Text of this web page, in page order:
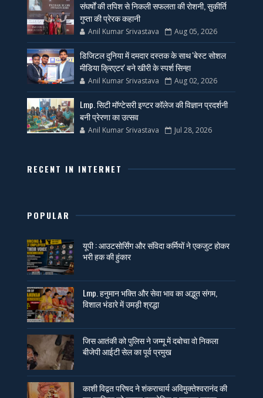
संघर्षों की तपिश से निकली सफलता की रोशनी, सुकीर्ति
गुप्ता की प्रेरक कहानी
Anil Kumar Srivastava Aug 05, 2026
डिजिटल दुनिया में दमदार दस्तक के साथ 'बेस्ट सोशल
मीडिया क्रिएटर' बने खीरी के स्पर्श सिन्हा
Anil Kumar Srivastava Aug 02, 2026
Lmp. सिटी मॉण्टेसरी इण्टर कॉलेज की विज्ञान प्रदर्शनी
बनी प्रेरणा का उत्सव
Anil Kumar Srivastava Jul 28, 2026
RECENT IN INTERNET
POPULAR
यूपी : आउटसोर्सिंग और संविदा कर्मियों ने एकजुट होकर
भरी हक की हुंकार
Lmp. हनुमान भक्ति और सेवा भाव का अद्भुत संगम,
विशाल भंडारे में उमड़ी श्रद्धा
जिस आतंकी को पुलिस ने जम्मू में दबोचा वो निकला
बीजेपी आईटी सेल का पूर्व प्रमुख
काशी विद्वत परिषद ने शंकराचार्य अविमुक्तेश्वरानंद की